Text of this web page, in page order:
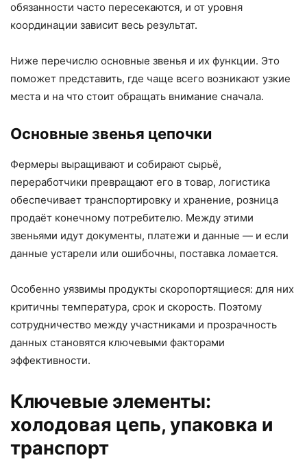
обязанности часто пересекаются, и от уровня
координации зависит весь результат.
Ниже перечислю основные звенья и их функции. Это
поможет представить, где чаще всего возникают узкие
места и на что стоит обращать внимание сначала.
Основные звенья цепочки
Фермеры выращивают и собирают сырьё,
переработчики превращают его в товар, логистика
обеспечивает транспортировку и хранение, розница
продаёт конечному потребителю. Между этими
звеньями идут документы, платежи и данные — и если
данные устарели или ошибочны, поставка ломается.
Особенно уязвимы продукты скоропортящиеся: для них
критичны температура, срок и скорость. Поэтому
сотрудничество между участниками и прозрачность
данных становятся ключевыми факторами
эффективности.
Ключевые элементы:
холодовая цепь, упаковка и
транспорт